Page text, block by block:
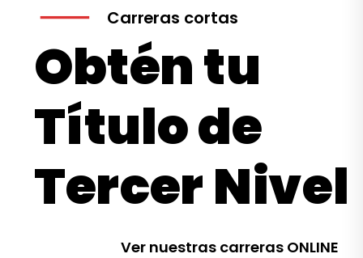
Carreras cortas
Obtén tu
Título de
Tercer Nivel
Ver nuestras carreras ONLINE